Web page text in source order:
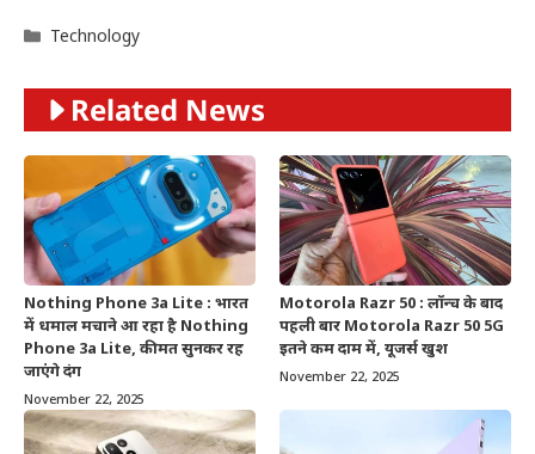
Categories
Technology
Related News
Nothing Phone 3a Lite : भारत
में धमाल मचाने आ रहा है Nothing
Phone 3a Lite, कीमत सुनकर रह
जाएंगे दंग
November 22, 2025
Motorola Razr 50 : लॉन्च के बाद
पहली बार Motorola Razr 50 5G
इतने कम दाम में, यूजर्स खुश
November 22, 2025